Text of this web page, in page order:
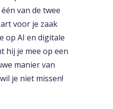
van de twee
voor je zaak
op AI en digitale
hij je mee op een
manier van
je niet missen!